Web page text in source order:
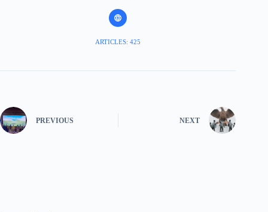
ARTICLES: 425
PREVIOUS NEXT